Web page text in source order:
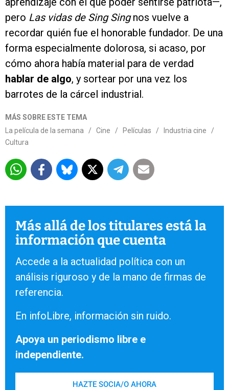
pero Las vidas de Sing Singnos vuelve a
recordar quién fue el honorable fundador. De una
forma especialmente dolorosa, si acaso, por
cómo ahora había material para de verdad
hablar de algo, y sortear por una vez los
barrotes de la cárcel industrial.
MÁS SOBRE ESTE TEMA
La película de la semana
/ Cine / Películas / Industria cine
/
Cultura
Más allá de los titulares está la
información que cuenta
Accede a la actualidad política con un
análisis riguroso y de la mano de firmas de
referencia.
En infoLibre, información sin ruido.
Apoya un periodismo libre e
independiente.
HAZTE SOCIA/O AHORA